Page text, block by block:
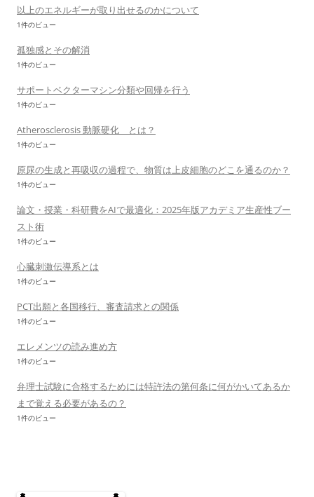
以上のエネルギーが取り出せるのかについて
1件のビュー
孤独感とその解消
1件のビュー
サポートベクターマシン分類や回帰を行う
1件のビュー
Atherosclerosis 動脈硬化 とは？
1件のビュー
原尿の生成と再吸収の過程で、物質は上皮細胞のどこを通るのか？
1件のビュー
論文・授業・科研費をAIで最適化：2025年版アカデミア生産性ブー
スト術
1件のビュー
心臓刺激伝導系とは
1件のビュー
PCT出願と各国移行、審査請求との関係
1件のビュー
エレメンツの読み進め方
1件のビュー
弁理士試験に合格するためには特許法の第何条に何がかいてあるか
まで覚える必要があるの？
1件のビュー